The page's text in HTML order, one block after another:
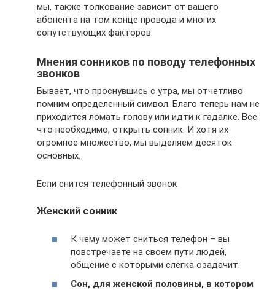
мы, также толкование зависит от вашего
абонента на том конце провода и многих
сопутствующих факторов.
Мнения сонников по поводу телефонных
звонков
Бывает, что проснувшись с утра, мы отчетливо
помним определенный символ. Благо теперь нам не
приходится ломать голову или идти к гадалке. Все
что необходимо, открыть сонник. И хотя их
огромное множество, мы выделяем десяток
основных.
Если снится телефонный звонок
Женский сонник
К чему может сниться телефон – вы
повстречаете на своем пути людей,
общение с которыми слегка озадачит.
Сон, для женской половины, в котором